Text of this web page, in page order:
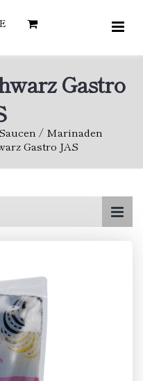
Gastro
/ Marinaden
Gastro JAS